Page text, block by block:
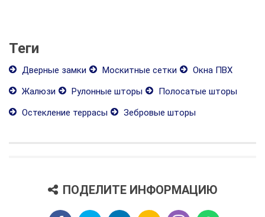
Теги
Дверные замки Москитные сетки
Окна ПВХ
Жалюзи
Рулонные шторы
Полосатые шторы
Остекление террасы
Зебровые шторы
ПОДЕЛИТЕ ИНФОРМАЦИЮ